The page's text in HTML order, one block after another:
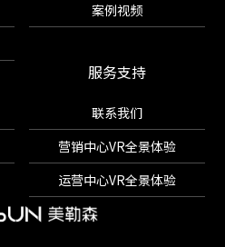
案例视频
服务支持
联系我们
营销中心VR全景体验
运营中心VR全景体验